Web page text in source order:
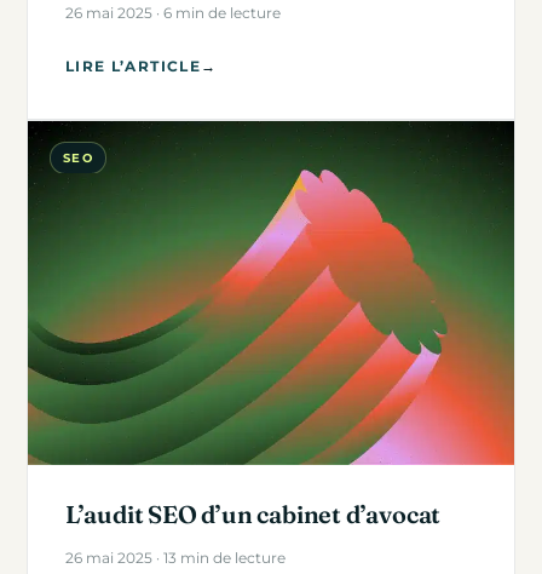
26 mai 2025 · 6 min de lecture
LIRE L’ARTICLE →
SEO
L’audit SEO d’un cabinet d’avocat
26 mai 2025 · 13 min de lecture